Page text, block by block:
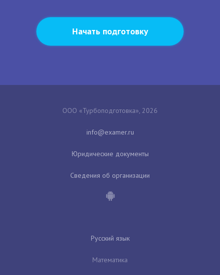
Начать подготовку
ООО «Турбоподготовка», 2026
Юридические документы
Сведения об организации
Русский язык
Математика